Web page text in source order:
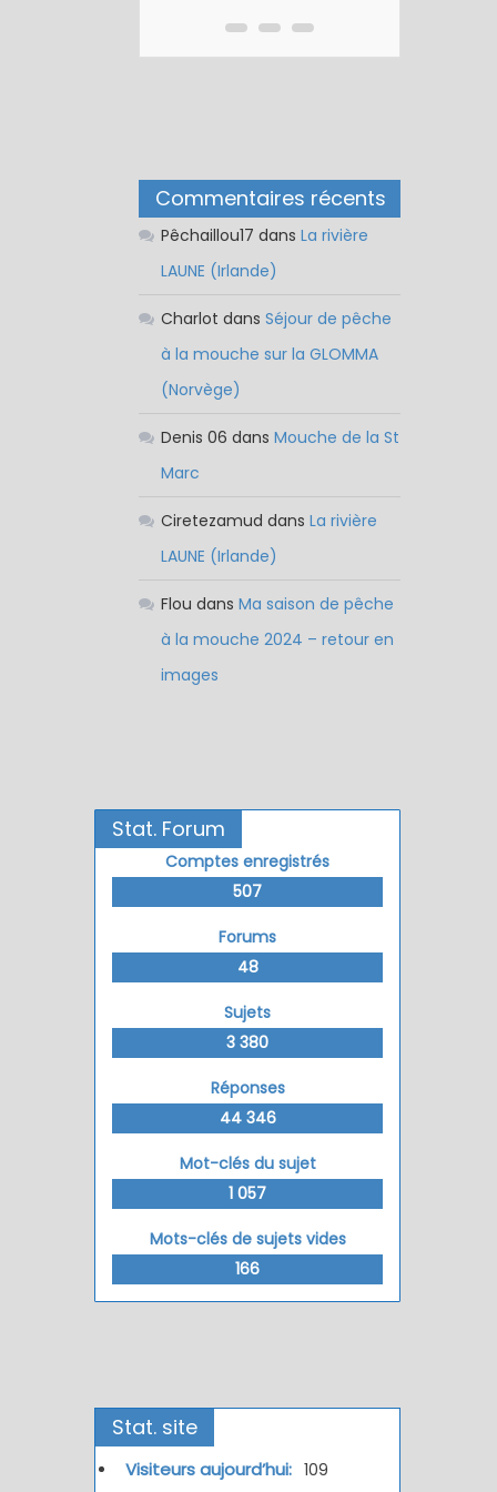
Commentaires récents
Pêchaillou17 dansLa rivière
LAUNE (Irlande)
Charlot dansSéjour de pêche
à la mouche sur la GLOMMA
(Norvège)
Denis 06 dansMouche de la St
Marc
Ciretezamud dansLa rivière
LAUNE (Irlande)
Flou dansMa saison de pêche
à la mouche 2024 – retour en
images
Stat. Forum
Comptes enregistrés
507
Forums
48
Sujets
3 380
Réponses
44 346
Mot-clés du sujet
1 057
Mots-clés de sujets vides
166
Stat. site
Visiteurs aujourd’hui: 109